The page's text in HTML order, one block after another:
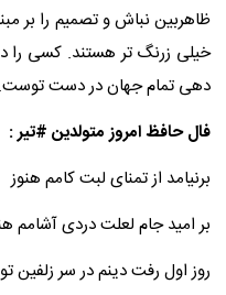
ظاهربین نباش و تصمیم را بر
خیلی زرنگ تر هستند. کسی را
دهی تمام جهان در دست توست.
فال حافظ امروز متولدین #تیر :
برنیامد از تمنای لبت کامم هنوز
بر امید جام لعلت دردی آشامم
روز اول رفت دینم در سر زلفین تو